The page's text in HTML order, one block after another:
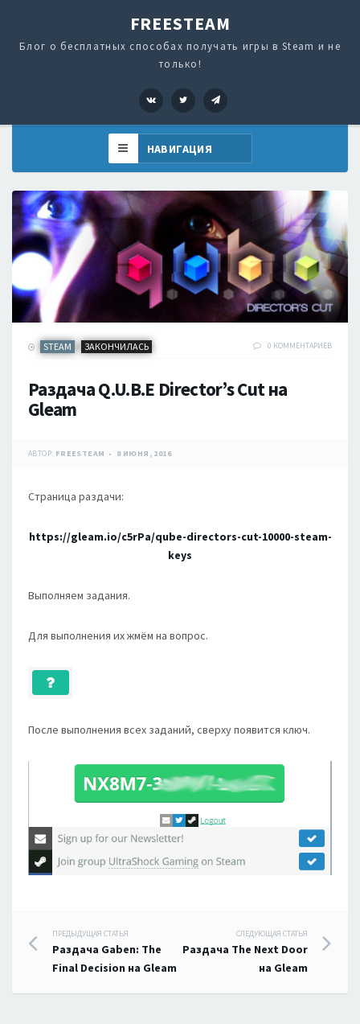
FREESTEAM
Блог о бесплатных способах получать игры в Steam и не
только!
VK Twitter
STEAM / ЗАКОНЧИЛАСЬ 0 КОММЕНТАРИЕВ
Раздача Q.U.B.E Director’s Cut на
Gleam
АВТОР: FREESTEAM 8 ИЮНЯ, 2016
Страница раздачи:
https://gleam.io/c5rPa/qube-directors-cut-10000-steam-
keys
Выполняем задания.
Для выполнения их жмём на вопрос.
После выполнения всех заданий, сверху появится ключ.
Навигация
по
записям
ПРЕДЫДУЩАЯ СТАТЬЯ
Раздача Gaben: The
Final Decision на Gleam
СЛЕДУЮЩАЯ СТАТЬЯ
Раздача The Next Door
на Gleam